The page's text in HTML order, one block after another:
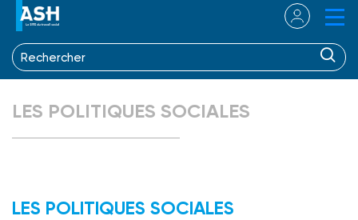
LES POLITIQUES SOCIALES
LES POLITIQUES SOCIALES